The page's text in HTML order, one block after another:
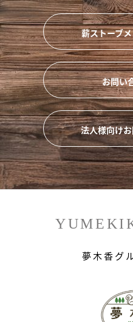
薪ストーブ
お問い
法人様向け
夢木香グ